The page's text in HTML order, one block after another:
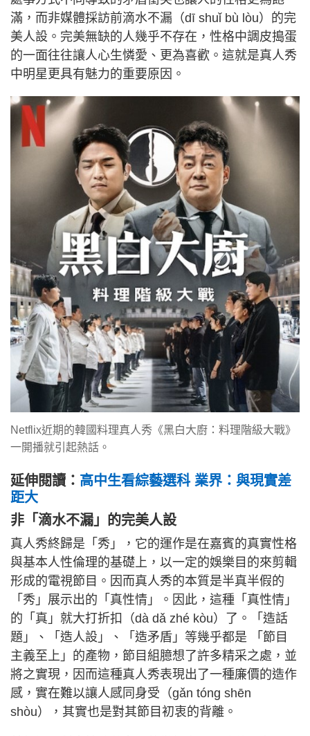
滿，而非媒體採訪前滴水不漏（dī shuǐ bù lòu）的完
美人設。完美無缺的人幾乎不存在，性格中調皮搗蛋
的一面往往讓人心生憐愛、更為喜歡。這就是真人秀
中明星更具有魅力的重要原因。
Netflix近期的韓國料理真人秀《黑白大廚：料理階級大戰》
一開播就引起熱話。
延伸閱讀： 高中生看綜藝選科 業界：與現實差
距大
非「滴水不漏」的完美人設
真人秀終歸是「秀」，它的運作是在嘉賓的真實性格
與基本人性倫理的基礎上，以一定的娛樂目的來剪輯
形成的電視節目。因而真人秀的本質是半真半假的
「秀」展示出的「真性情」。因此，這種「真性情」
的「真」就大打折扣（dà dǎ zhé kòu）了。「造話
題」、「造人設」、「造矛盾」等幾乎都是 「節目
主義至上」的產物，節目組臆想了許多精采之處，並
將之實現，因而這種真人秀表現出了一種廉價的造作
感，實在難以讓人感同身受（gǎn tóng shēn
shòu），其實也是對其節目初衷的背離。